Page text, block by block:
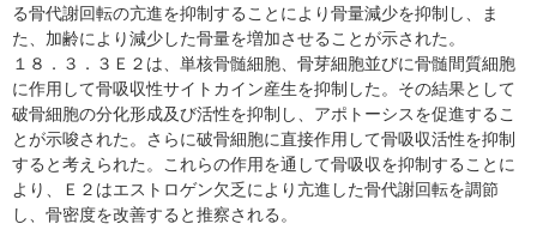
る骨代謝回転の亢進を抑制することにより骨量減少を抑制し、ま
た、加齢により減少した骨量を増加させることが示された。
１８．３．３Ｅ２は、単核骨髄細胞、骨芽細胞並びに骨髄間質細胞
に作用して骨吸収性サイトカイン産生を抑制した。その結果として
破骨細胞の分化形成及び活性を抑制し、アポトーシスを促進するこ
とが示唆された。さらに破骨細胞に直接作用して骨吸収活性を抑制
すると考えられた。これらの作用を通して骨吸収を抑制することに
より、Ｅ２はエストロゲン欠乏により亢進した骨代謝回転を調節
し、骨密度を改善すると推察される。